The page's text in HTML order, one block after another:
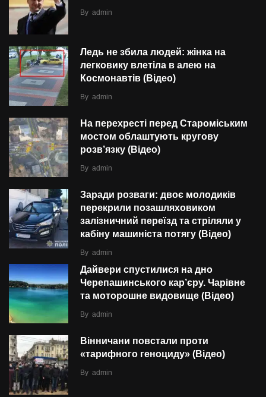
By admin
Ледь не збила людей: жінка на
легковику влетіла в алею на
Космонавтів (Відео)
By admin
На перехресті перед Староміським
мостом облаштують кругову
розв’язку (Відео)
By admin
Заради розваги: двоє молодиків
перекрили позашляховиком
залізничний переїзд та стріляли у
кабіну машиніста потягу (Відео)
By admin
Дайвери спустилися на дно
Черепашинського кар’єру. Чарівне
та моторошне видовище (Відео)
By admin
Вінничани повстали проти
«тарифного геноциду» (Відео)
By admin